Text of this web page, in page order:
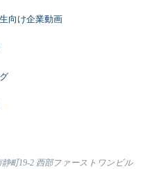
向け企業動画
静町19-2 西部ファーストワンビル